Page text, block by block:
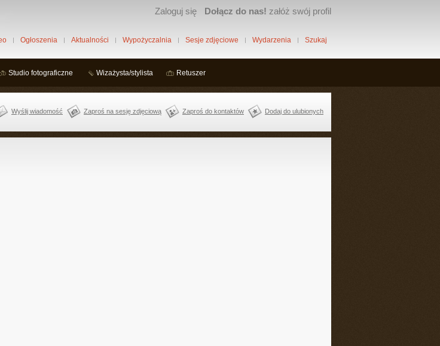
Zaloguj się Dołącz do nas! załóż swój profil
Ogłoszenia Aktualności Wypożyczalnia Sesje zdjęciowe Wydarzenia Szukaj
Studio fotograficzne Wizażysta/stylista Retuszer
Wyślij wiadomość Zaproś na sesję zdjęciową Zaproś do kontaktów Dodaj do ulubionych